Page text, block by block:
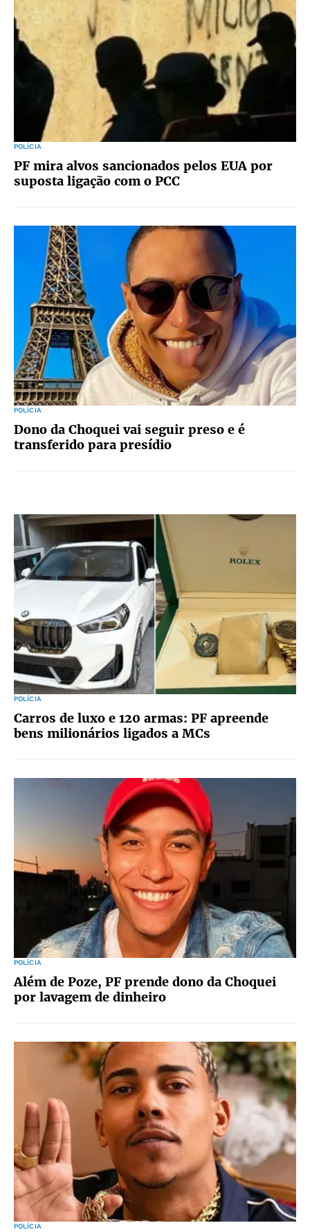
POLÍCIA
PF mira alvos sancionados pelos EUA por
suposta ligação com o PCC
POLÍCIA
Dono da Choquei vai seguir preso e é
transferido para presídio
POLÍCIA
Carros de luxo e 120 armas: PF apreende
bens milionários ligados a MCs
POLÍCIA
Além de Poze, PF prende dono da Choquei
por lavagem de dinheiro
POLÍCIA